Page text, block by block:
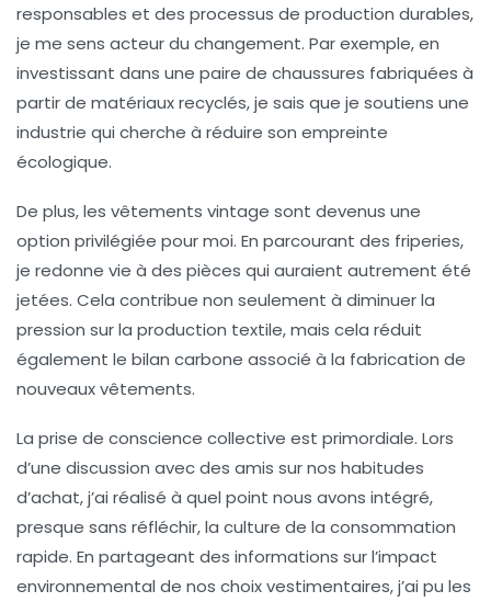
responsables et des processus de production durables,
je me sens acteur du changement. Par exemple, en
investissant dans une paire de chaussures fabriquées à
partir de matériaux recyclés, je sais que je soutiens une
industrie qui cherche à réduire son empreinte
écologique.
De plus,les vêtements vintage sont devenus une
option privilégiée pour moi. En parcourant des friperies,
je redonne vie à des pièces qui auraient autrement été
jetées. Cela contribue non seulement à diminuer la
pression sur la production textile, mais cela réduit
également le bilan carbone associé à la fabrication de
nouveaux vêtements.
La prise de conscience collective est primordiale. Lors
d’une discussion avec des amis sur nos habitudes
d’achat, j’ai réalisé à quel point nous avons intégré,
presque sans réfléchir, la culture de la consommation
rapide. En partageant des informations sur l’impact
environnemental de nos choix vestimentaires, j’ai pu les